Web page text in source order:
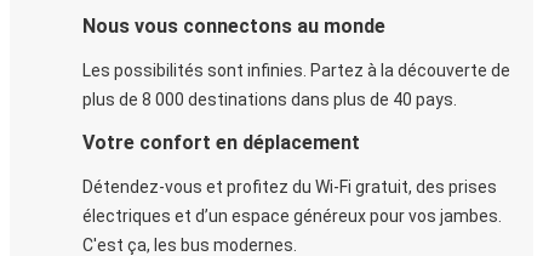
Nous vous connectons au monde
Les possibilités sont infinies. Partez à la découverte de
plus de 8 000 destinations dans plus de 40 pays.
Votre confort en déplacement
Détendez-vous et profitez du Wi-Fi gratuit, des prises
électriques et d’un espace généreux pour vos jambes.
C'est ça, les bus modernes.